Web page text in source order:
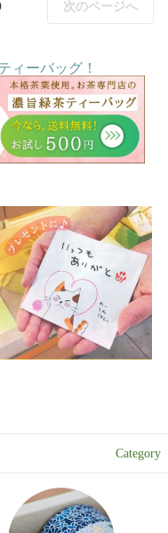
次のページへ
ィーバッグ！